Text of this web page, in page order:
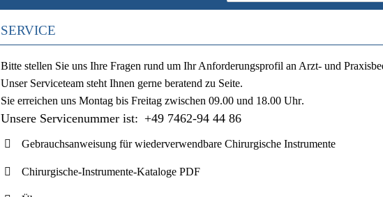
SERVICE
Bitte stellen Sie uns Ihre Fragen rund um Ihr Anforderungsprofil an Arzt- und
Unser Serviceteam steht Ihnen gerne beratend zu Seite.
Sie erreichen uns Montag bis Freitag zwischen 09.00 und 18.00 Uhr.
Unsere Servicenummer ist: +49 7462-94 44 86
Gebrauchsanweisung für wiederverwendbare Chirurgische Instrumente
Chirurgische-Instrumente-Kataloge PDF